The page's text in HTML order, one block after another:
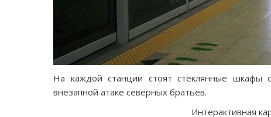
На каждой станции стоят стеклянные
внезапной атаке северных братьев.
Интерактивная